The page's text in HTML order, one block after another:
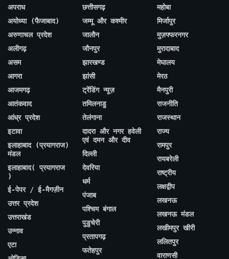
अपराध
अयोध्या (फैजाबाद)
अरुणाचल प्रदेश
अलीगढ़
असम
आगरा
आजमगढ़
आतंकवाद
आंध्र प्रदेश
इटावा
इलाहाबाद (प्रयागराज)
मंडल
इलाहाबाद( प्रयागराज
)
ई-पेपर / ई-मैगज़ीन
उत्तर प्रदेश
उत्तराखंड
उन्नाव
एटा
छत्तीसगढ़
जम्मू और कश्मीर
जालौन
जौनपुर
झारखण्ड
झांसी
ट्रेंडिंग न्यूज़
तमिलनाडु
तेलंगाना
दादरा और नगर हवेली
एवं दमन और दीव
दिल्ली
देवरिया
धर्म
पंजाब
पश्चिम बंगाल
पुडुचेरी
प्रतापगढ़
फतेहपुर
महोबा
मिर्जापुर
मुज़फ्फरनगर
मुरादाबाद
मेघालय
मेरठ
मैनपुरी
राजनीति
राजस्थान
राज्य
रामपुर
रायबरेली
राष्ट्रीय
लक्षद्वीप
लखनऊ
लखनऊ मंडल
लखीमपुर खीरी
ललितपुर
वाराणसी